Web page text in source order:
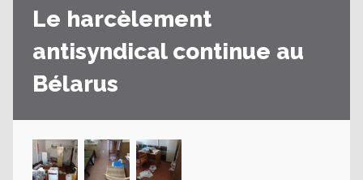
Le harcèlement
antisyndical continue au
Bélarus